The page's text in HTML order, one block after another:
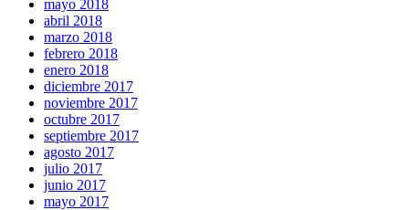
mayo 2018
abril 2018
marzo 2018
febrero 2018
enero 2018
diciembre 2017
noviembre 2017
octubre 2017
septiembre 2017
agosto 2017
julio 2017
junio 2017
mayo 2017